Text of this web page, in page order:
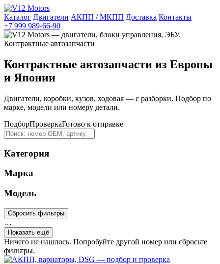
Каталог Двигатели АКПП / МКПП Доставка Контакты
+7 999 989-66-90
Контрактные автозапчасти из Европы
и Японии
Двигатели, коробки, кузов, ходовая — с разборки. Подбор по
марке, модели или номеру детали.
ПодборПроверкаГотово к отправке
Категория
Марка
Модель
Сбросить фильтры
…
Показать ещё
Ничего не нашлось. Попробуйте другой номер или сбросьте
фильтры.